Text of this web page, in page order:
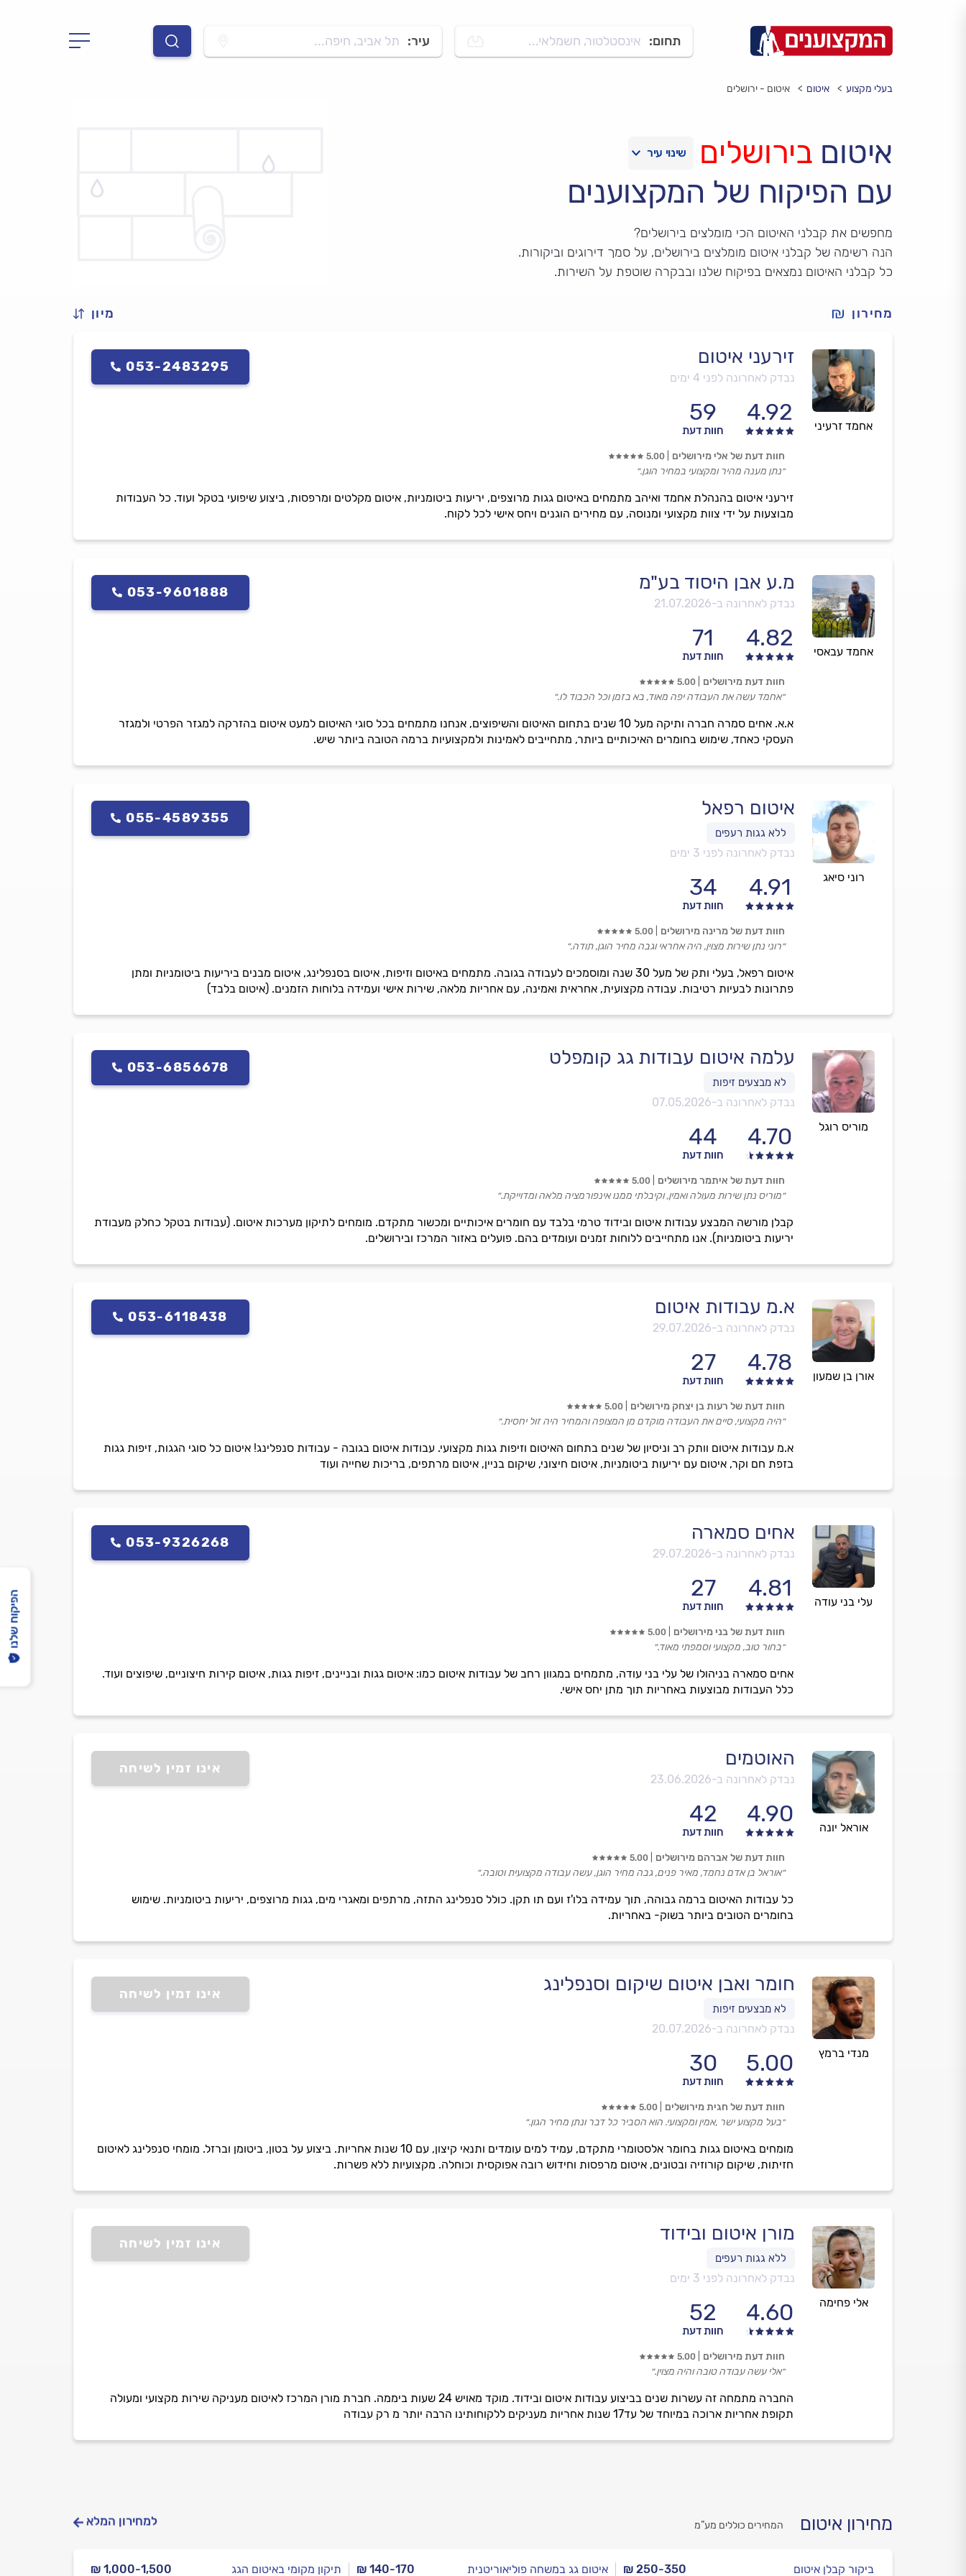
תחום: אינסטלטור, חשמלאי... עיר: תל אביב, חיפה...
בעלי מקצוע איטום איטום - ירושלים
איטום בירושלים
עם הפיקוח של המקצוענים
מחפשים את קבלני האיטום הכי מומלצים בירושלים?
הנה רשימה של קבלני איטום מומלצים בירושלים, על סמך דירוגים וביקורות.
כל קבלני האיטום נמצאים בפיקוח שלנו ובבקרה שוטפת על השירות.
מחירון מיון
אחמד זרעיני
זירעני איטום
נבדק לאחרונה לפני 4 ימים
4.92
59
חוות דעת
053-2483295
זירעני איטום בהנהלת אחמד ואיהב מתמחים באיטום גגות מרוצפים, יריעות ביטומניות, איטום מקלטים ומרפסות, ביצוע שיפועי בטקל ועוד. כל העבודות
מבוצעות על ידי צוות מקצועי ומנוסה, עם מחירים הוגנים ויחס אישי לכל לקוח.
חוות דעת של אלי מירושלים 5.00
״נתן מענה מהיר ומקצועי במחיר הוגן.״
אחמד עבאסי
מ.ע אבן היסוד בע"מ
נבדק לאחרונה ב-21.07.2026
4.82
71
חוות דעת
053-9601888
א.א. אחים סמרה חברה ותיקה מעל 10 שנים בתחום האיטום והשיפוצים, אנחנו מתמחים בכל סוגי האיטום למעט איטום בהזרקה למגזר הפרטי ולמגזר
העסקי כאחד, שימוש בחומרים האיכותיים ביותר, מתחייבים לאמינות ולמקצועיות ברמה הטובה ביותר שיש.
חוות דעת מירושלים 5.00
״אחמד עשה את העבודה יפה מאוד, בא בזמן וכל הכבוד לו.״
רוני סיאג
איטום רפאל
נבדק לאחרונה לפני 3 ימים
4.91
34
חוות דעת
055-4589355
איטום רפאל, בעלי ותק של מעל 30 שנה ומוסמכים לעבודה בגובה. מתמחים באיטום וזיפות, איטום בסנפלינג, איטום מבנים ביריעות ביטומניות ומתן
פתרונות לבעיות רטיבות. עבודה מקצועית, אחראית ואמינה, עם אחריות מלאה, שירות אישי ועמידה בלוחות הזמנים. (איטום בלבד)
חוות דעת של מרינה מירושלים 5.00
״רוני נתן שירות מצוין, היה אחראי וגבה מחיר הוגן, תודה.״
מוריס רוגל
עלמה איטום עבודות גג קומפלט
נבדק לאחרונה ב-07.05.2026
4.70
44
חוות דעת
053-6856678
קבלן מורשה המבצע עבודות איטום ובידוד טרמי בלבד עם חומרים איכותיים ומכשור מתקדם. מומחים לתיקון מערכות איטום. (עבודות בטקל כחלק מעבודת
יריעות ביטומניות). אנו מתחייבים ללוחות זמנים ועומדים בהם. פועלים באזור המרכז ובירושלים.
חוות דעת של איתמר מירושלים 5.00
״מוריס נתן שירות מעולה ואמין, וקיבלתי ממנו אינפורמציה מלאה ומדוייקת.״
אורן בן שמעון
א.מ עבודות איטום
נבדק לאחרונה ב-29.07.2026
4.78
27
חוות דעת
053-6118438
א.מ עבודות איטום וותק רב וניסיון של שנים בתחום האיטום וזיפות גגות מקצועי. עבודות איטום בגובה - עבודות סנפלינג! איטום כל סוגי הגגות, זיפות גגות
בזפת חם וקר, איטום עם יריעות ביטומניות, איטום חיצוני, שיקום בניין, איטום מרתפים, בריכות שחייה ועוד
חוות דעת של רעות בן יצחק מירושלים 5.00
״היה מקצועי, סיים את העבודה מוקדם מן המצופה והמחיר היה זול יחסית.״
עלי בני עודה
אחים סמארה
נבדק לאחרונה ב-29.07.2026
4.81
27
חוות דעת
053-9326268
אחים סמארה בניהולו של עלי בני עודה, מתמחים במגוון רחב של עבודות איטום כמו: איטום גגות ובניינים, זיפות גגות, איטום קירות חיצוניים, שיפוצים ועוד.
כלל העבודות מבוצעות באחריות תוך מתן יחס אישי.
חוות דעת של בני מירושלים 5.00
״בחור טוב, מקצועי וסמפתי מאוד.״
אוראל יונה
האוטמים
נבדק לאחרונה ב-23.06.2026
4.90
42
חוות דעת
אינו זמין לשיחה
כל עבודות האיטום ברמה גבוהה, תוך עמידה בלו'ז ועם תו תקן. כולל סנפלינג התזה, מרתפים ומאגרי מים, גגות מרוצפים, יריעות ביטומניות. שימוש
בחומרים הטובים ביותר בשוק- באחריות.
חוות דעת של אברהם מירושלים 5.00
״אוראל בן אדם נחמד, מאיר פנים, גבה מחיר הוגן, עשה עבודה מקצועית וטובה.״
מנדי ברמץ
חומר ואבן איטום שיקום וסנפלינג
נבדק לאחרונה ב-20.07.2026
5.00
30
חוות דעת
אינו זמין לשיחה
מומחים באיטום גגות בחומר אלסטומרי מתקדם, עמיד למים עומדים ותנאי קיצון, עם 10 שנות אחריות. ביצוע על בטון, ביטומן וברזל. מומחי סנפלינג לאיטום
חזיתות, שיקום קורוזיה ובטונים, איטום מרפסות וחידוש רובה אפוקסית וכוחלה. מקצועיות ללא פשרות.
חוות דעת של חגית מירושלים 5.00
״בעל מקצוע ישר ,אמין ומקצועי. הוא הסביר כל דבר ונתן מחיר הגון.״
אלי פחימה
מורן איטום ובידוד
נבדק לאחרונה לפני 3 ימים
4.60
52
חוות דעת
אינו זמין לשיחה
החברה מתמחה זה עשרות שנים בביצוע עבודות איטום ובידוד. מוקד מאויש 24 שעות ביממה. חברת מורן המרכז לאיטום מעניקה שירות מקצועי ומעולה
תקופת אחריות ארוכה במיוחד של עד17 שנות אחריות מעניקים ללקוחותינו הרבה יותר מ רק עבודה
חוות דעת מירושלים 5.00
״אלי עשה עבודה טובה והיה מצוין.״
מחירון איטום המחירים כוללים מע”מ למחירון המלא
₪ 250-350 ביקור קבלן איטום ₪ 140-170 איטום גג במשחה פוליאוריטנית ₪ 1,000-1,500 תיקון מקומי באיטום הגג
הפיקוח שלנו